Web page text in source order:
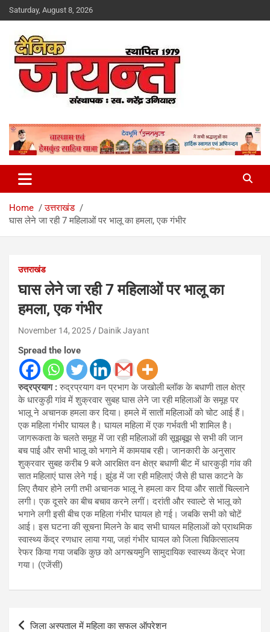
Skip
to
Saturday, August 8, 2026
Dainik Jayant
Home
उत्तराखंड
घास लेने जा रही 7 महिलाओं पर भालू का हमला, एक गंभीर
उत्तराखंड
घास लेने जा रही 7 महिलाओं पर भालू का
हमला, एक गंभीर
November 14, 2025 Dainik Jayant
Spread the love
रुद्रप्रयाग :रुद्रप्रयाग वन प्रभाग के जखोली ब्लॉक के बधाणी ताल क्षेत्र
के धारकुड़ी गांव में शुक्रवार सुबह घास लेने जा रही महिलाओं के समूह पर
भालू ने अचानक हमला कर दिया। हमले में सातों महिलाओं को चोट आई हैं।
एक महिला गंभीर घायल है। घायल महिला में एक गर्भवती भी शामिल है।
जागरूकता के चलते समूह में जा रही महिलाओं की सूझबूझ से सभी की जान
बच पाई और सभी भालू को भगाने में कामयाब रही। जानकारी के अनुसार
शुक्रवार सुबह करीब 9 बजे आरक्षित वन क्षेत्र बधाणी बीट में धारकुड़ी गांव की
सात महिलाएं घास लेने गई। झुंड में जा रही महिलाएं जैसे ही घास काटने के
लिए तैयार होने लगी तभी अचानक भालू ने हमला कर दिया और सातों चिल्लाने
लगी। एक दूसरे का बीच बचाव करने लगीं। दरांती और स्वाल्टे से भालू को
भगाने लगी इसी बीच एक महिला गंभीर घायल हो गई। जबकि सभी को चोटें
आई। इस घटना की सूचना मिलने के बाद सभी घायल महिलाओं को प्राथमिक
स्वास्थ्य केंद्र रणधार लाया गया, जहां गंभीर घायल को जिला चिकित्सालय
रेफर किया गया जबकि कुछ को अगस्त्यमुनि सामुदायिक स्वास्थ्य केंद्र भेजा
गया। (एजेंसी)
Post
जिला अस्पताल में महिला का सफल ऑपरेशन